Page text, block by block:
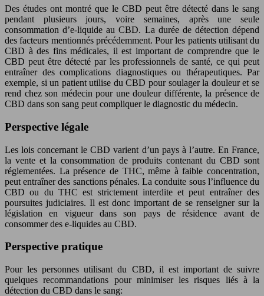
Des études ont montré que le CBD peut être détecté dans le sang
pendant plusieurs jours, voire semaines, après une seule
consommation d’e-liquide au CBD. La durée de détection dépend
des facteurs mentionnés précédemment. Pour les patients utilisant du
CBD à des fins médicales, il est important de comprendre que le
CBD peut être détecté par les professionnels de santé, ce qui peut
entraîner des complications diagnostiques ou thérapeutiques. Par
exemple, si un patient utilise du CBD pour soulager la douleur et se
rend chez son médecin pour une douleur différente, la présence de
CBD dans son sang peut compliquer le diagnostic du médecin.
Perspective légale
Les lois concernant le CBD varient d’un pays à l’autre. En France,
la vente et la consommation de produits contenant du CBD sont
réglementées. La présence de THC, même à faible concentration,
peut entraîner des sanctions pénales. La conduite sous l’influence du
CBD ou du THC est strictement interdite et peut entraîner des
poursuites judiciaires. Il est donc important de se renseigner sur la
législation en vigueur dans son pays de résidence avant de
consommer des e-liquides au CBD.
Perspective pratique
Pour les personnes utilisant du CBD, il est important de suivre
quelques recommandations pour minimiser les risques liés à la
détection du CBD dans le sang: